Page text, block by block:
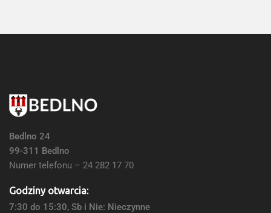
Bedlno 24
99-311 Bedlno
Numer telefonu – 24 282 17 70
Godziny otwarcia:
7:30 do 15:30, Sb i Nie: Nieczynne